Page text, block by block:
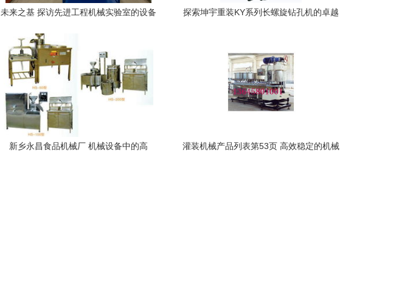
未来之基 探访先进工程机械实验室的设备
探索坤宇重装KY系列长螺旋钻孔机的卓越
新乡永昌食品机械厂 机械设备中的高
灌装机械产品列表第53页 高效稳定的机械